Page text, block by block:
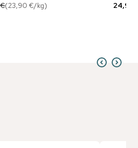
(23,90 €/kg)
24,90